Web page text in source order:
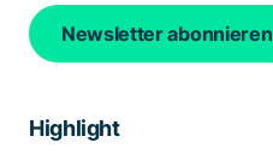
Newsletter abonnieren
Highlight